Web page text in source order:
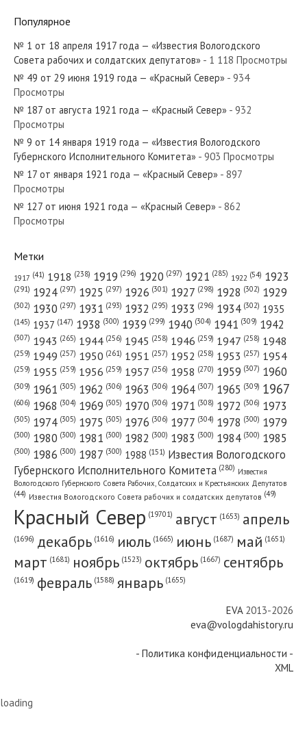
Популярное
№ 1 от 18 апреля 1917 года — «Известия Вологодского
Совета рабочих и солдатских депутатов» - 1 118 Просмотры
№ 49 от 29 июня 1919 года — «Красный Север» - 934
Просмотры
№ 187 от августа 1921 года — «Красный Север» - 932
Просмотры
№ 9 от 14 января 1919 года — «Известия Вологодского
Губернского Исполнительного Комитета» - 903 Просмотры
№ 17 от января 1921 года — «Красный Север» - 897
Просмотры
№ 127 от июня 1921 года — «Красный Север» - 862
Просмотры
Метки
1917 (41) 1918 (238) 1919 (296) 1920 (297) 1921 (285) 1922 (54) 1923
(291) 1924 (297) 1925 (297) 1926 (301) 1927 (298) 1928 (302) 1929
(302) 1930 (297) 1931 (293) 1932 (295) 1933 (296) 1934 (302) 1935
(145) 1937 (147) 1938 (300) 1939 (299) 1940 (304) 1941 (309) 1942
(307) 1943 (265) 1944 (256) 1945 (258) 1946 (259) 1947 (258) 1948
(259) 1949 (257) 1950 (261) 1951 (257) 1952 (258) 1953 (257) 1954
(259) 1955 (259) 1956 (259) 1957 (256) 1958 (270) 1959 (307) 1960
(309) 1961 (305) 1962 (306) 1963 (306) 1964 (307) 1965 (309) 1967
(606) 1968 (304) 1969 (305) 1970 (306) 1971 (308) 1972 (306) 1973
(305) 1974 (305) 1975 (305) 1976 (306) 1977 (304) 1978 (300) 1979
(300) 1980 (300) 1981 (300) 1982 (300) 1983 (300) 1984 (300) 1985
(300) 1986 (300) 1987 (300) 1988 (151) Известия Вологодского
Губернского Исполнительного Комитета (280) Известия
Вологодского Губернского Совета Рабочих, Солдатских и Крестьянских Депутатов
(44) Известия Вологодского Совета рабочих и солдатских депутатов (49)
Красный Cевер (19701) август (1653) апрель
(1696) декабрь (1616) июль (1665) июнь (1687) май (1651)
март (1681) ноябрь (1523) октябрь (1667) сентябрь
(1619) февраль (1588) январь (1655)
EVA2013-2026
eva@vologdahistory.ru
- Политика конфиденциальности -
XML
loading